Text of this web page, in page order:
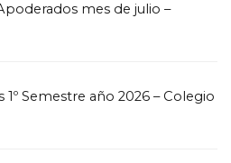
mes de julio –
Semestre año 2026 – Colegio